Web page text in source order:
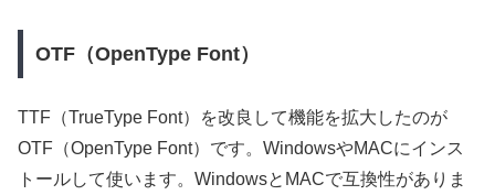
OTF（OpenType Font）
TTF（TrueType Font）を改良して機能を拡大したのが
OTF（OpenType Font）です。WindowsやMACにインス
トールして使います。WindowsとMACで互換性がありま